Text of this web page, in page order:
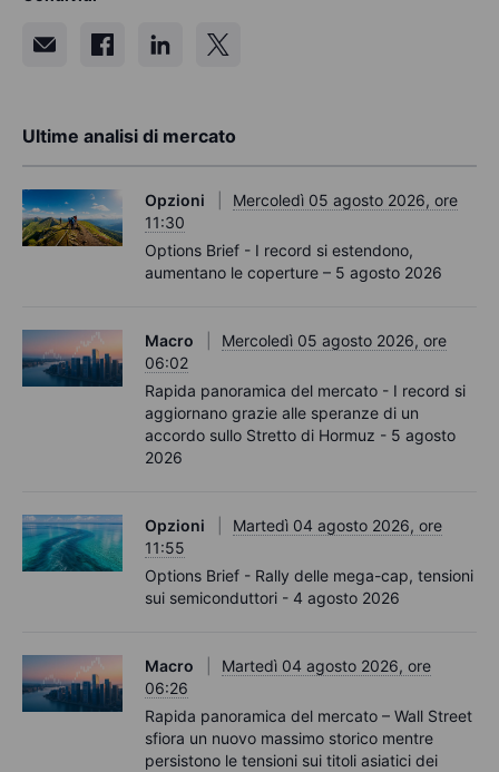
Ultime analisi di mercato
Opzioni
Mercoledì 05 agosto 2026, ore
11:30
Options Brief - I record si estendono,
aumentano le coperture – 5 agosto 2026
Macro
Mercoledì 05 agosto 2026, ore
06:02
Rapida panoramica del mercato - I record si
aggiornano grazie alle speranze di un
accordo sullo Stretto di Hormuz - 5 agosto
2026
Opzioni
Martedì 04 agosto 2026, ore
11:55
Options Brief - Rally delle mega-cap, tensioni
sui semiconduttori - 4 agosto 2026
Macro
Martedì 04 agosto 2026, ore
06:26
Rapida panoramica del mercato – Wall Street
sfiora un nuovo massimo storico mentre
persistono le tensioni sui titoli asiatici dei